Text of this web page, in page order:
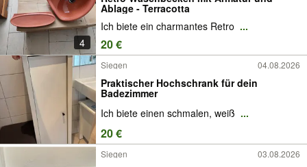
4
Ablage - Terracotta
Ich biete ein charmantes Retro ...
20 €
Siegen 04.08.2026
Praktischer Hochschrank für dein
Badezimmer
Ich biete einen schmalen, weiß ...
20 €
Siegen 03.08.2026